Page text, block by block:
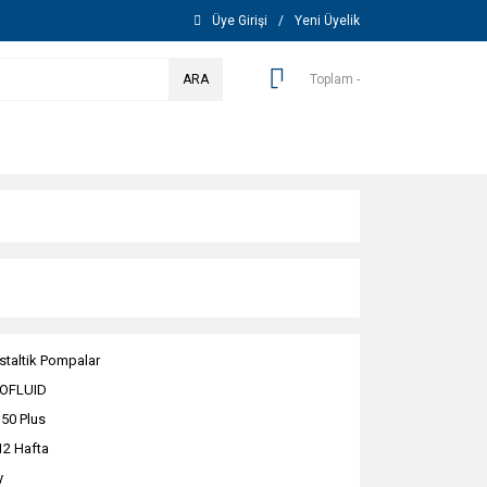
Üye Girişi / Yeni Üyelik
ARA Toplam -
Pompalar
Plus
Hafta